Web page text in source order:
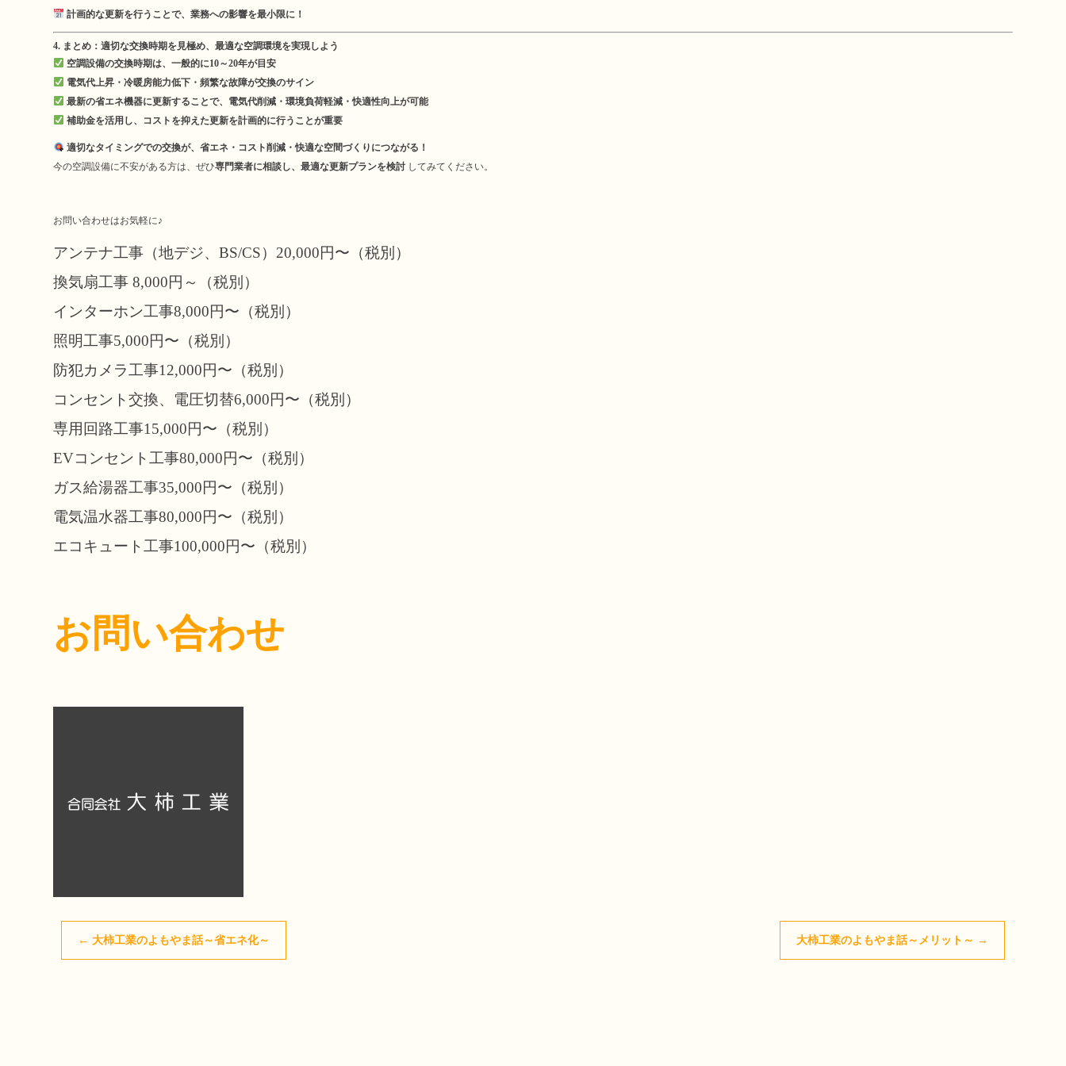
計画的な更新を行うことで、業務への影響を最小限に！
4. まとめ：適切な交換時期を見極め、最適な空調環境を実現しよう
空調設備の交換時期は、一般的に10～20年が目安
電気代上昇・冷暖房能力低下・頻繁な故障が交換のサイン
最新の省エネ機器に更新することで、電気代削減・環境負荷軽減・快適性向上が可能
補助金を活用し、コストを抑えた更新を計画的に行うことが重要
適切なタイミングでの交換が、省エネ・コスト削減・快適な空間づくりにつながる！
今の空調設備に不安がある方は、ぜひ専門業者に相談し、最適な更新プランを検討 してみてください。
お問い合わせはお気軽に♪
アンテナ工事（地デジ、BS/CS）20,000円〜（税別）
換気扇工事 8,000円～（税別）
インターホン工事8,000円〜（税別）
照明工事5,000円〜（税別）
防犯カメラ工事12,000円〜（税別）
コンセント交換、電圧切替6,000円〜（税別）
専用回路工事15,000円〜（税別）
EVコンセント工事80,000円〜（税別）
ガス給湯器工事35,000円〜（税別）
電気温水器工事80,000円〜（税別）
エコキュート工事100,000円〜（税別）
お問い合わせ
← 大柿工業のよもやま話～省エネ化～ 大柿工業のよもやま話～メリット～ →